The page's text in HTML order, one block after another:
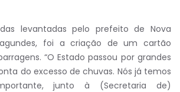
levantadas pelo prefeito de Nova
foi a criação de um cartão
“O Estado passou por grandes
do excesso de chuvas. Nós já temos
junto à (Secretaria de)